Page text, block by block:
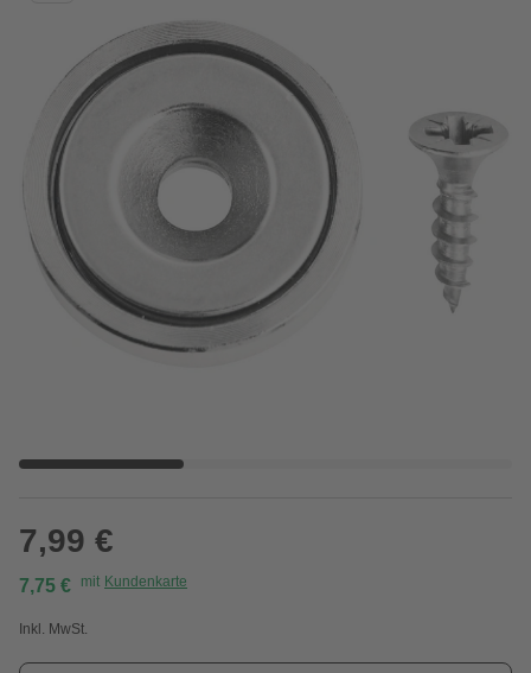
7,99 €
7,75 € mit Kundenkarte
Inkl. MwSt.